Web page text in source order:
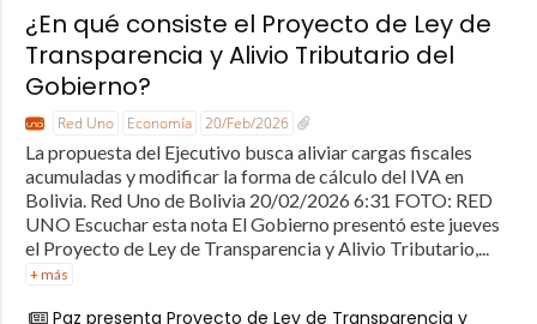
¿En qué consiste el Proyecto de Ley de
Transparencia y Alivio Tributario del
Gobierno?
Red Uno Economía 20/Feb/2026
La propuesta del Ejecutivo busca aliviar cargas fiscales
acumuladas y modificar la forma de cálculo del IVA en
Bolivia. Red Uno de Bolivia 20/02/2026 6:31 FOTO: RED
UNO Escuchar esta nota El Gobierno presentó este jueves
el Proyecto de Ley de Transparencia y Alivio Tributario,...
+ más
Paz presenta Proyecto de Ley de Transparencia y